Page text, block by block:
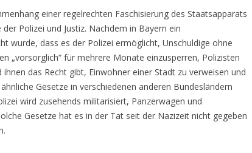
einer regelrechten Faschisierung des Staatsapparats
Polizei und Justiz. Nachdem in Bayern ein
wurde, dass es der Polizei ermöglicht, Unschuldige ohne
„vorsorglich“ für mehrere Monate einzusperren, Polizisten
das Recht gibt, Einwohner einer Stadt zu verweisen und
Gesetze in verschiedenen anderen Bundesländern
wird zusehends militarisiert, Panzerwagen und
Gesetze hat es in der Tat seit der Nazizeit nicht gegeben